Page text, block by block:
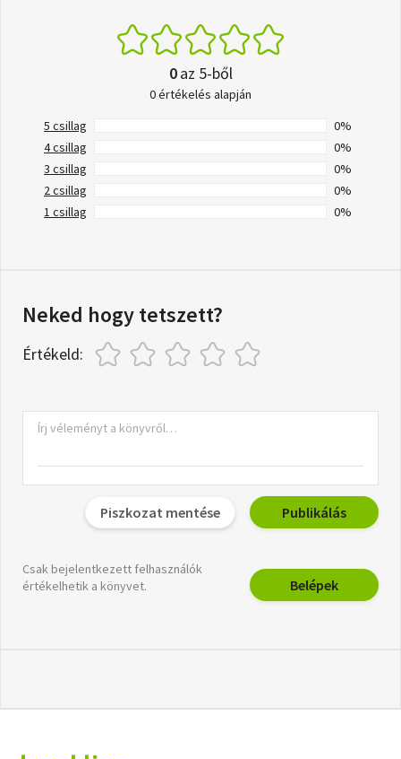
0az 5-ből
0 értékelés alapján
5 csillag
0%
4 csillag
0%
3 csillag
0%
2 csillag
0%
1 csillag
0%
Neked hogy tetszett?
Értékeld:
Piszkozat mentése Publikálás
Csak bejelentkezett felhasználók
értékelhetik a könyvet.
Belépek